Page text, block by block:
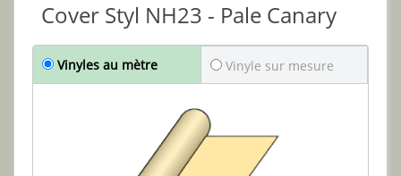
Cover Styl NH23 - Pale Canary
Vinyles au mètre Vinyle sur mesure